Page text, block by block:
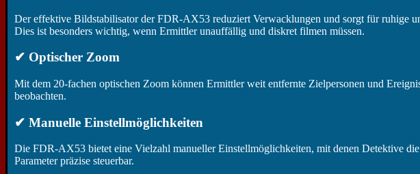
Der effektive Bildstabilisator der FDR-AX53 reduziert Verwacklungen und sorgt für ruhige
Dies ist besonders wichtig, wenn Ermittler unauffällig und diskret filmen müssen.
✔ Optischer Zoom
Mit dem 20-fachen optischen Zoom können Ermittler weit entfernte Zielpersonen und
beobachten.
✔ Manuelle Einstellmöglichkeiten
Die FDR-AX53 bietet eine Vielzahl manueller Einstellmöglichkeiten, mit denen Detektive
Parameter präzise steuerbar.